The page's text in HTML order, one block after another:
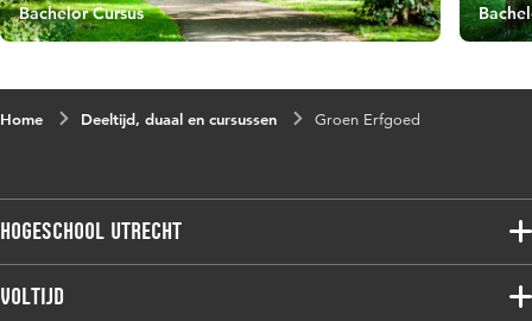
Bachelor Cursus
Home Deeltijd, duaal en cursussen Groen Erfgoed
Hogeschool Utrecht
Voltijdopleidingen
Voltijd